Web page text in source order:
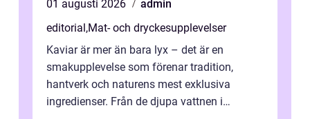
01 augusti 2026
admin
editorial,Mat- och dryckesupplevelser
Kaviar är mer än bara lyx – det är en
smakupplevelse som förenar tradition,
hantverk och naturens mest exklusiva
ingredienser. Från de djupa vattnen i